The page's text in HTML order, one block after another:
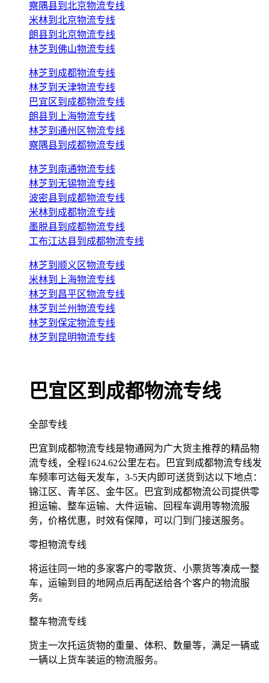
察隅县到北京物流专线
米林到北京物流专线
朗县到北京物流专线
林芝到佛山物流专线
林芝到成都物流专线
林芝到天津物流专线
巴宜区到成都物流专线
朗县到上海物流专线
林芝到通州区物流专线
察隅县到成都物流专线
林芝到南通物流专线
林芝到无锡物流专线
波密县到成都物流专线
米林到成都物流专线
墨脱县到成都物流专线
工布江达县到成都物流专线
林芝到顺义区物流专线
米林到上海物流专线
林芝到昌平区物流专线
林芝到兰州物流专线
林芝到保定物流专线
林芝到昆明物流专线
巴宜区到成都物流专线
全部专线
巴宜到成都物流专线是物通网为广大货主推荐的精品物
流专线，全程1624.62公里左右。巴宜到成都物流专线发
车频率可达每天发车，3-5天内即可送货到达以下地点：
锦江区、青羊区、金牛区。巴宜到成都物流公司提供零
担运输、整车运输、大件运输、回程车调用等物流服
务，价格优惠，时效有保障，可以门到门接送服务。
零担物流专线
将运往同一地的多家客户的零散货、小票货等凑成一整
车，运输到目的地网点后再配送给各个客户的物流服
务。
整车物流专线
货主一次托运货物的重量、体积、数量等，满足一辆或
一辆以上货车装运的物流服务。